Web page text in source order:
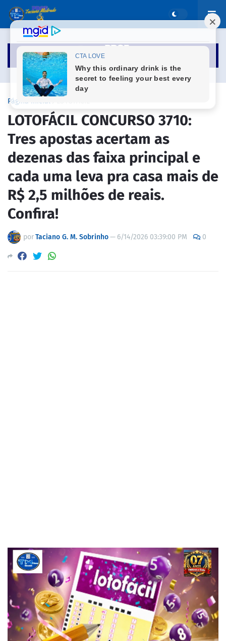
Página inicial
LOTOFÁCIL CONCURSO 3710:
Tres apostas acertam as
dezenas das faixa principal e
cada uma leva pra casa mais de
R$ 2,5 milhões de reais.
Confira!
porTaciano G. M. Sobrinho— 6/14/2026 03:39:00 PM 0